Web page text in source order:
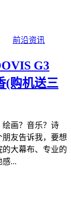
前沿资讯
G3
(购机送三
画？音乐？诗
友告诉我，要想
大幕布、专业的
...